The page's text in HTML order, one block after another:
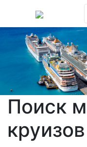
Поиск
круизов